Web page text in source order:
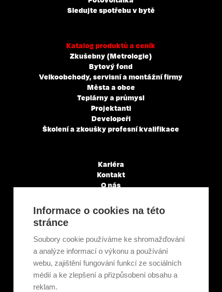
Sledujte spotřebu v bytě
Katalog produktů a ceník
Zkušebny (Metrologie)
Bytový fond
Velkoobchody, servisní a montážní firmy
Města a obce
Teplárny a průmysl
Projektanti
Developeři
Školení a zkoušky profesní kvalifikace
Kariéra
Kontakt
O nás
Články a novinky
GDPR & Cookies
Ekologická recyklace
Projekty EU
Intranet - Přihlášení
Přihlášení
Informace o cookies na této
stránce
Soubory cookie používáme ke shromažďování
a analýze informací o výkonu a používání
webu, zajištění fungování funkcí ze sociálních
médií a ke zlepšení a přizpůsobení obsahu a
reklam.